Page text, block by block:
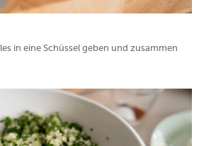
in eine Schüssel geben und zusammen